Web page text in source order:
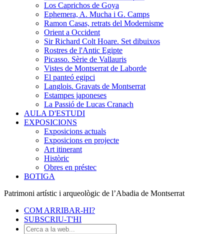
Los Caprichos de Goya
Ephemera, A. Mucha i G. Camps
Ramon Casas, retrats del Modernisme
Orient a Occident
Sir Richard Colt Hoare. Set dibuixos
Rostres de l'Antic Egipte
Picasso. Sèrie de Vallauris
Vistes de Montserrat de Laborde
El panteó egipci
Langlois. Gravats de Montserrat
Estampes japoneses
La Passió de Lucas Cranach
AULA D'ESTUDI
EXPOSICIONS
Exposicions actuals
Exposicions en projecte
Art itinerant
Històric
Obres en préstec
BOTIGA
Patrimoni artístic i arqueològic de l’Abadia de Montserrat
COM ARRIBAR-HI?
SUBSCRIU-T'HI